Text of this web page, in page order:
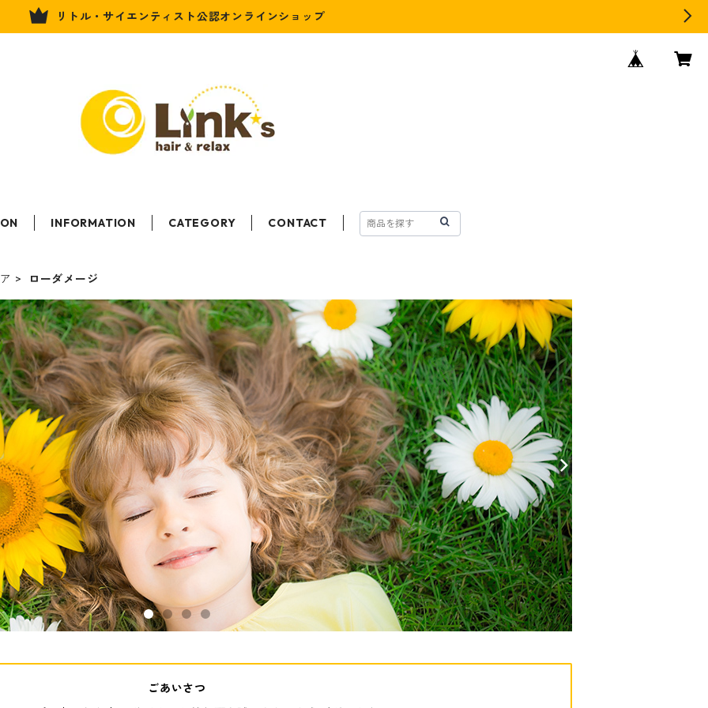
リトル・サイエンティスト公認オンラインショップ
INFORMATION CATEGORY CONTACT
ローダメージ
ごあいさつ